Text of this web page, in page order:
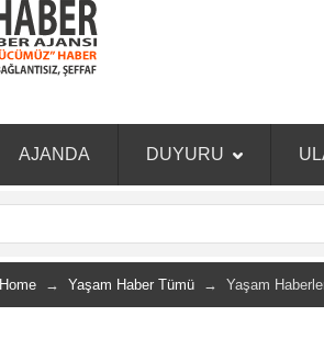
AJANDA DUYURU
Home → Yaşam Haber Tümü → Yaşam